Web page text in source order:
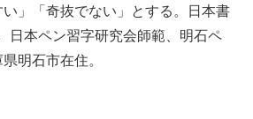
」「奇抜でない」とする。日本書
日本ペン習字研究会師範、明石ペ
明石市在住。